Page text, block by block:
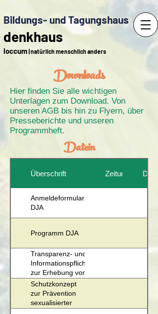
denkhaus
loccum | natürlich menschlich anders
Bildungs- und Tagungshaus
Downloads
Hier finden Sie alle wichtigen
Unterlagen zum Download. Von
unseren AGB bis hin zu Flyern, über
Presseberichte und unseren
Programmheft.
Datein
Überschrift Zeitung
Anmeldeformular
DJA
Programm DJA
Transparenz- und
Informationspflichten
zur Erhebung von
Daten
Schutzkonzept
zur Prävention
sexualisierter